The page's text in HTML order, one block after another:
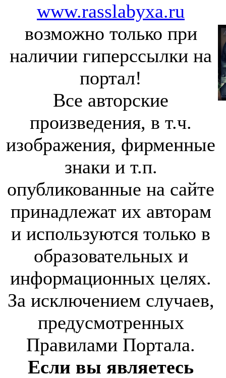
www.rasslabyxa.ru
возможно только при
наличии гиперссылки на
портал!
Все авторские
произведения, в т.ч.
изображения, фирменные
знаки и т.п.
опубликованные на сайте
принадлежат их авторам
и используются только в
образовательных и
информационных целях.
За исключением случаев,
предусмотренных
Правилами Портала.
Если вы являетесь